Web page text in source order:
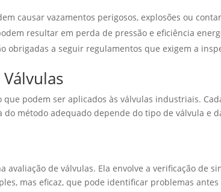
causar vazamentos perigosos, explosões ou
resultar em perda de pressão e eficiência
obrigadas a seguir regulamentos que exigem a
que podem ser aplicados às válvulas industriais.
do método adequado depende do tipo de válvula e
avaliação de válvulas. Ela envolve a verificação de
mas eficaz, que pode identificar problemas